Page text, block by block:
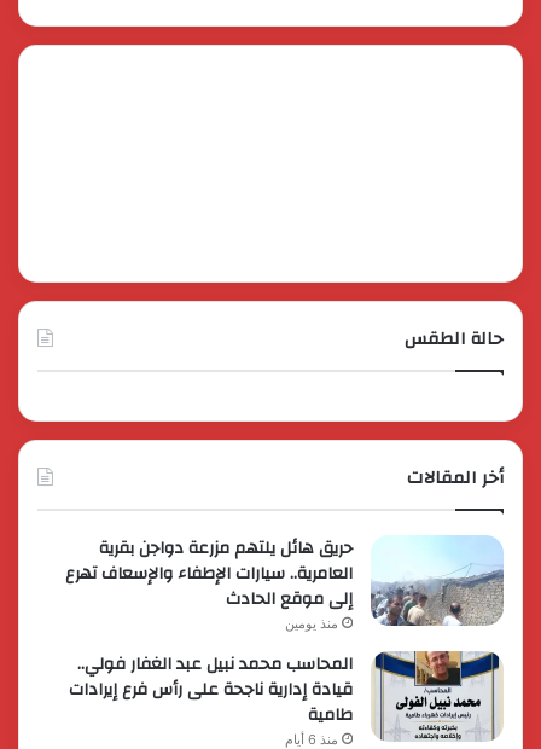
حالة الطقس
أخر المقالات
حريق هائل يلتهم مزرعة دواجن بقرية
العامرية.. سيارات الإطفاء والإسعاف تهرع
إلى موقع الحادث
منذ يومين
المحاسب محمد نبيل عبد الغفار فولي..
قيادة إدارية ناجحة على رأس فرع إيرادات
طامية
منذ 6 أيام